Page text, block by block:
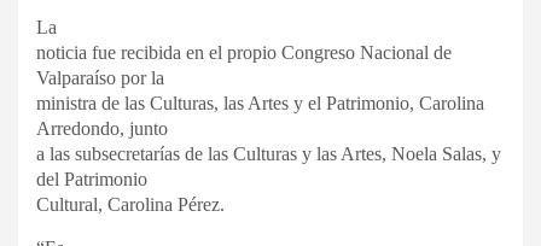
La
noticia fue recibida en el propio Congreso Nacional de
Valparaíso por la
ministra de las Culturas, las Artes y el Patrimonio, Carolina
Arredondo, junto
a las subsecretarías de las Culturas y las Artes, Noela Salas, y
del Patrimonio
Cultural, Carolina Pérez.